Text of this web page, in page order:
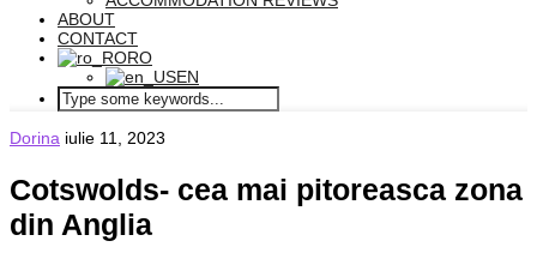
ABOUT
CONTACT
RO
EN
Dorina iulie 11, 2023
Cotswolds- cea mai pitoreasca zona
din Anglia